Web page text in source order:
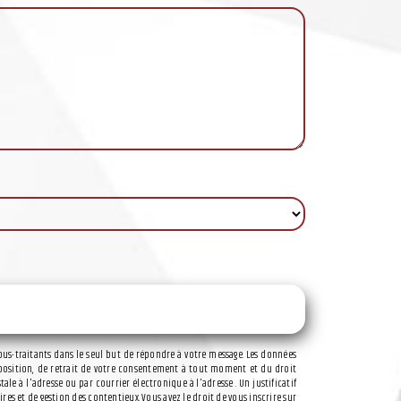
traitants dans le seul but de répondre à votre message. Les données
de retrait de votre consentement à tout moment et du droit
à l'adresse ou par courrier électronique à l'adresse . Un justificatif
et de gestion des contentieux. Vous avez le droit de vous inscrire sur